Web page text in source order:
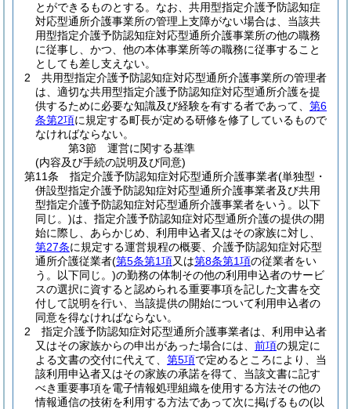
とができるものとする。 なお、共用型指定介護予防認知症
対応型通所介護事業所の管理上支障がない場合は、当該共
用型指定介護予防認知症対応型通所介護事業所の他の職務
に従事し、かつ、他の本体事業所等の職務に従事すること
としても差し支えない。
2
共用型指定介護予防認知症対応型通所介護事業所の管理者
は、適切な共用型指定介護予防認知症対応型通所介護を提
供するために必要な知識及び経験を有する者であって、 第6
条第2項に規定する町長が定める研修を修了しているもので
なければならない。
第3節
運営に関する基準
(内容及び手続の説明及び同意)
第11条
指定介護予防認知症対応型通所介護事業者(単独型・
併設型指定介護予防認知症対応型通所介護事業者及び共用
型指定介護予防認知症対応型通所介護事業者をいう。以下
同じ。)は、指定介護予防認知症対応型通所介護の提供の開
始に際し、あらかじめ、利用申込者又はその家族に対し、
第27条に規定する運営規程の概要、介護予防認知症対応型
通所介護従業者(第5条第1項又は第8条第1項の従業者をい
う。以下同じ。)の勤務の体制その他の利用申込者のサービ
スの選択に資すると認められる重要事項を記した文書を交
付して説明を行い、当該提供の開始について利用申込者の
同意を得なければならない。
2
指定介護予防認知症対応型通所介護事業者は、利用申込者
又はその家族からの申出があった場合には、 前項の規定に
よる文書の交付に代えて、 第5項で定めるところにより、当
該利用申込者又はその家族の承諾を得て、当該文書に記す
べき重要事項を電子情報処理組織を使用する方法その他の
情報通信の技術を利用する方法であって次に掲げるもの(以